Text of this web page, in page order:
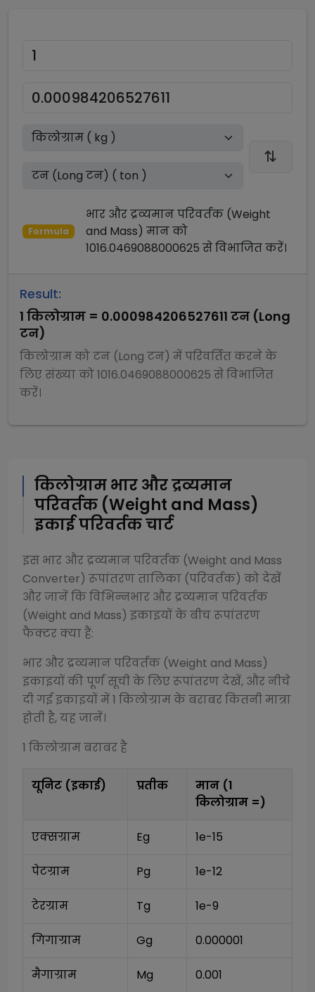
Formula
भार और द्रव्यमान परिवर्तक (Weight
and Mass) मान को
1016.0469088000625 सेविभाजितकरें।
Result:
1 किलोग्राम = 0.000984206527611 टन (Long
टन)
किलोग्रामकोटन (Long टन) में परिवर्तित करने के
लिए संख्या को1016.0469088000625 सेविभाजित
करें।
किलोग्रामभार और द्रव्यमान
परिवर्तक (Weight and Mass)
इकाई परिवर्तक चार्ट
इस भार और द्रव्यमान परिवर्तक (Weight and Mass
Converter) रूपांतरण तालिका (परिवर्तक) को देखें
और जानें कि विभिन्नभार और द्रव्यमान परिवर्तक
(Weight and Mass) इकाइयों के बीच रूपांतरण
फैक्टर क्या हैं:
भार और द्रव्यमान परिवर्तक (Weight and Mass)
इकाइयों की पूर्ण सूची के लिए रूपांतरण देखें, और नीचे
दी गई इकाइयों में 1 किलोग्रामके बराबर कितनी मात्रा
होती है, यह जानें।
1 किलोग्रामबराबर है
यूनिट (इकाई) प्रतीक
मान (1
किलोग्राम =)
एक्सग्राम Eg 1e-15
पेटग्राम Pg 1e-12
टेरग्राम Tg 1e-9
गिगाग्राम Gg 0.000001
मैगाग्राम Mg 0.001